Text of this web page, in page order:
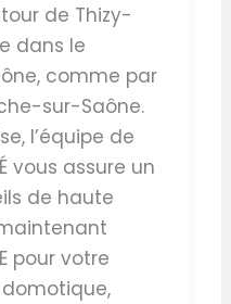
de Thizy-
dans le
comme par
sur-Saône.
l’équipe de
vous assure un
de haute
pour votre